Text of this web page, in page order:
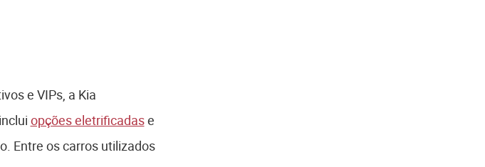
e VIPs, a Kia
opções eletrificadase
Entre os carros utilizados